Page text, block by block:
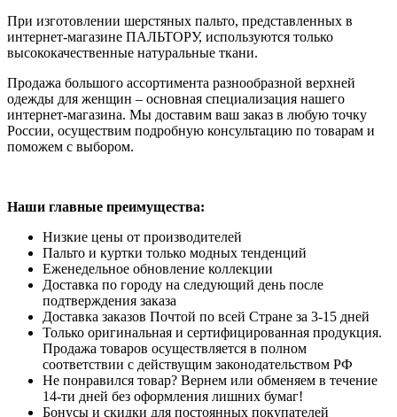
При изготовлении шерстяных пальто, представленных в
интернет-магазине ПАЛЬТОРУ, используются только
высококачественные натуральные ткани.
Продажа большого ассортимента разнообразной верхней
одежды для женщин – основная специализация нашего
интернет-магазина. Мы доставим ваш заказ в любую точку
России, осуществим подробную консультацию по товарам и
поможем с выбором.
Наши главные преимущества:
Низкие цены от производителей
Пальто и куртки только модных тенденций
Еженедельное обновление коллекции
Доставка по городу на следующий день после
подтверждения заказа
Доставка заказов Почтой по всей Стране за 3-15 дней
Только оригинальная и сертифицированная продукция.
Продажа товаров осуществляется в полном
соответствии с действущим законодательством РФ
Не понравился товар? Вернем или обменяем в течение
14-ти дней без оформления лишних бумаг!
Бонусы и скидки для постоянных покупателей